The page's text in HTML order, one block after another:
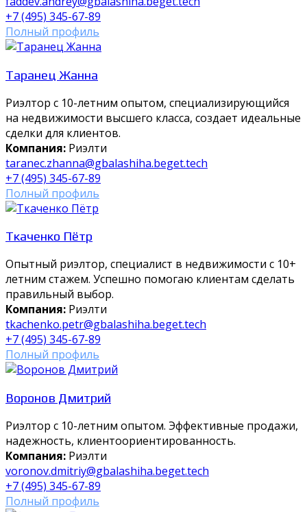
+7 (495) 345-67-89
Полный профиль
Таранец Жанна
Риэлтор с 10-летним опытом, специализирующийся
на недвижимости высшего класса, создает идеальные
сделки для клиентов.
Компания: Риэлти
taranec.zhanna@gbalashiha.beget.tech
+7 (495) 345-67-89
Полный профиль
Ткаченко Пётр
Опытный риэлтор, специалист в недвижимости с 10+
летним стажем. Успешно помогаю клиентам сделать
правильный выбор.
Компания: Риэлти
tkachenko.petr@gbalashiha.beget.tech
+7 (495) 345-67-89
Полный профиль
Воронов Дмитрий
Риэлтор с 10-летним опытом. Эффективные продажи,
надежность, клиентоориентированность.
Компания: Риэлти
voronov.dmitriy@gbalashiha.beget.tech
+7 (495) 345-67-89
Полный профиль